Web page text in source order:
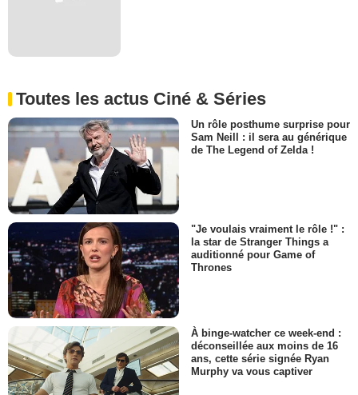
Toutes les actus Ciné & Séries
Un rôle posthume surprise pour
Sam Neill : il sera au générique
de The Legend of Zelda !
"Je voulais vraiment le rôle !" :
la star de Stranger Things a
auditionné pour Game of
Thrones
À binge-watcher ce week-end :
déconseillée aux moins de 16
ans, cette série signée Ryan
Murphy va vous captiver